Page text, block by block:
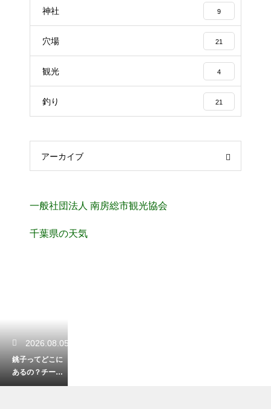
神社 9
穴場 21
観光 4
釣り 21
アーカイブ
一般社団法人 南房総市観光協会
千葉県の天気
2026.08.05
銚子ってどこに
あるの？チーバ
くんの部位や観